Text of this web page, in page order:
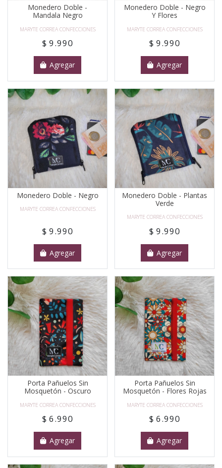
Monedero Doble -
Mandala Negro
MARYTE CORREA CONFECCIONES
$ 9.990
Agregar
Monedero Doble - Negro
Y Flores
MARYTE CORREA CONFECCIONES
$ 9.990
Agregar
Monedero Doble - Negro
MARYTE CORREA CONFECCIONES
$ 9.990
Agregar
Monedero Doble - Plantas
Verde
MARYTE CORREA CONFECCIONES
$ 9.990
Agregar
Porta Pañuelos Sin
Mosquetón - Oscuro
MARYTE CORREA CONFECCIONES
$ 6.990
Agregar
Porta Pañuelos Sin
Mosquetón - Flores Rojas
MARYTE CORREA CONFECCIONES
$ 6.990
Agregar